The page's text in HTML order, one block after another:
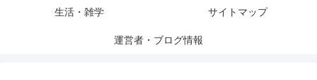
生活・雑学 サイトマップ
運営者・ブログ情報